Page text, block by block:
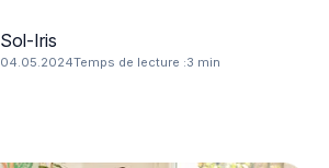
Sol-Iris
04.05.2024Temps de lecture :3 min